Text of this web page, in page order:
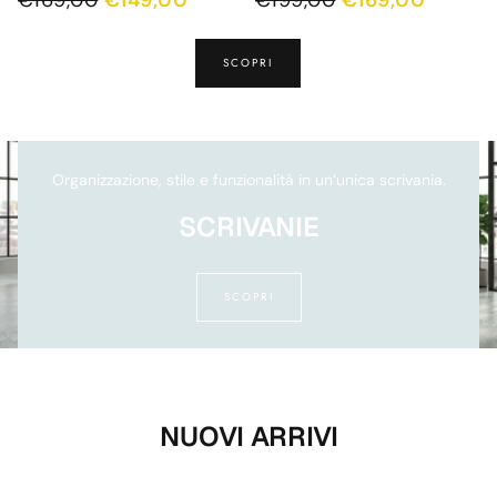
SCOPRI
Organizzazione, stile e funzionalità in un’unica scrivania.
SCRIVANIE
SCOPRI
NUOVI ARRIVI